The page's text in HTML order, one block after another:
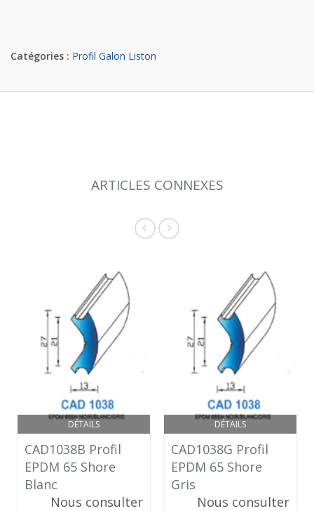
Catégories : Profil Galon Liston
ARTICLES CONNEXES
DÉTAILS
CAD1038B Profil
EPDM 65 Shore
Blanc
Nous consulter
DÉTAILS
CAD1038G Profil
EPDM 65 Shore
Gris
Nous consulter